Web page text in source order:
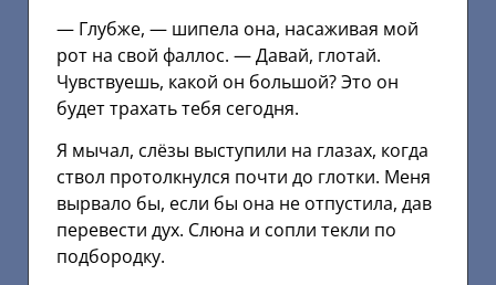
— Глубже, — шипела она, насаживая мой
рот на свой фаллос. — Давай, глотай.
Чувствуешь, какой он большой? Это он
будет трахать тебя сегодня.
Я мычал, слёзы выступили на глазах, когда
ствол протолкнулся почти до глотки. Меня
вырвало бы, если бы она не отпустила, дав
перевести дух. Слюна и сопли текли по
подбородку.